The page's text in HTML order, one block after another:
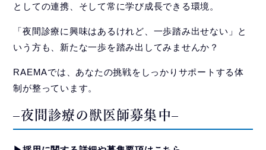
としての連携、そして常に学び成長できる環境。
「夜間診療に興味はあるけれど、一歩踏み出せない」と
いう方も、新たな一歩を踏み出してみませんか？
RAEMAでは、あなたの挑戦をしっかりサポートする体
制が整っています。
–夜間診療の獣医師募集中–